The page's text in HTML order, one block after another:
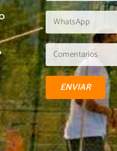
ENVIAR